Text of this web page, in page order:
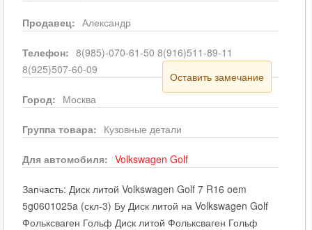
Продавец: Александр
Телефон: 8(985)-070-61-50 8(916)511-89-11
8(925)507-60-09
Оставить замечание
Город: Москва
Группа товара: Кузовные детали
Для автомобиля: Volkswagen Golf
Запчасть: Диск литой Volkswagen Golf 7 R16 oem
5g0601025a (скл-3) Бу Диск литой на Volkswagen Golf
Фольксваген Гольф Диск литой Фольксваген Гольф